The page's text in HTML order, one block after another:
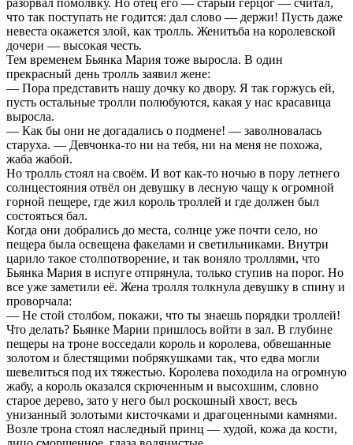
разорвал помолвку. Но отец его — старый герцог — считал,
что так поступать не годится: дал слово — держи! Пусть даже
невеста окажется злой, как тролль. Женитьба на королевской
дочери — высокая честь.
Тем временем Бьянка Мария тоже выросла. В один
прекрасный день тролль заявил жене:
— Пора представить нашу дочку ко двору. Я так горжусь ей,
пусть остальные тролли полюбуются, какая у нас красавица
выросла.
— Как бы они не догадались о подмене! — заволновалась
старуха. — Девчонка-то ни на тебя, ни на меня не похожа,
жаба жабой.
Но тролль стоял на своём. И вот как-то ночью в пору летнего
солнцестояния отвёл он девушку в лесную чащу к огромной
горной пещере, где жил король троллей и где должен был
состояться бал.
Когда они добрались до места, солнце уже почти село, но
пещера была освещена факелами и светильниками. Внутри
царило такое столпотворение, и так воняло троллями, что
Бьянка Мария в испуге отпрянула, только ступив на порог. Но
все уже заметили её. Жена тролля толкнула девушку в спину и
проворчала:
— Не стой столбом, покажи, что ты знаешь порядки троллей!
Что делать? Бьянке Марии пришлось войти в зал. В глубине
пещеры на троне восседали король и королева, обвешанные
золотом и блестящими побрякушками так, что едва могли
шевелиться под их тяжестью. Королева походила на огромную
жабу, а король оказался скрюченным и высохшим, словно
старое дерево, зато у него был роскошный хвост, весь
унизанный золотыми кисточками и драгоценными камнями.
Возле трона стоял наследный принц — худой, кожа да кости,